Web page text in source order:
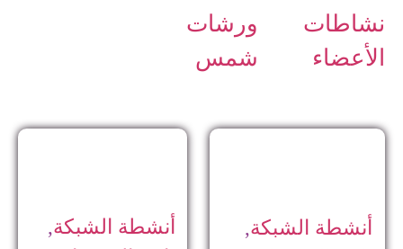
نشاطات
الأعضاء
ورشات
شمس
أنشطة الشبكة,
أنشطة الشبكة,